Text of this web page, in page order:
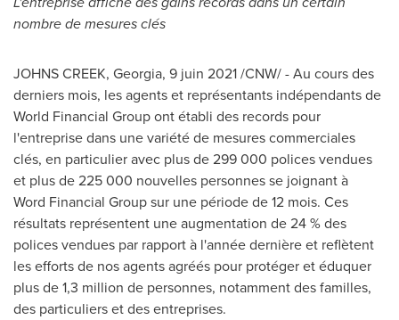
nombre de mesures clés
JOHNS CREEK, Georgia, 9 juin 2021/CNW/ - Au cours des
derniers mois, les agents et représentants indépendants de
World Financial Group ont établi des records pour
l'entreprise dans une variété de mesures commerciales
clés, en particulier avec plus de 299 000 polices vendues
et plus de 225 000 nouvelles personnes se joignant à
Word Financial Group sur une période de 12 mois. Ces
résultats représentent une augmentation de 24 % des
polices vendues par rapport à l'année dernière et reflètent
les efforts de nos agents agréés pour protéger et éduquer
plus de 1,3 million de personnes, notamment des familles,
des particuliers et des entreprises.